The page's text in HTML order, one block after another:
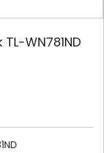
WN781ND